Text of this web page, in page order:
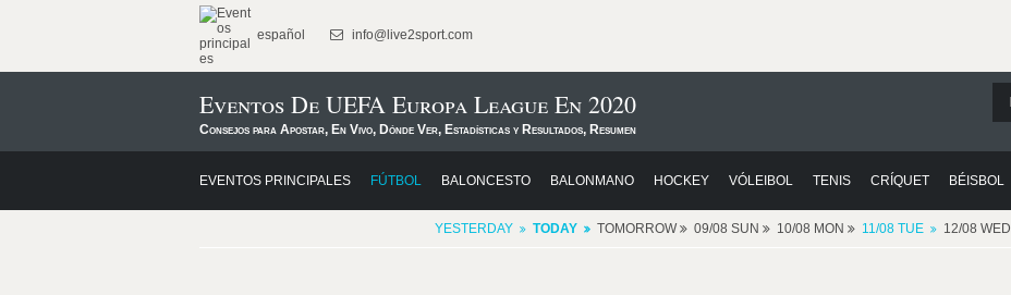
español info@live2sport.com
Eventos De UEFA Europa League En 2020
Consejos para Apostar, En Vivo, Dónde Ver, Estadísticas y Resultados, Resumen
EVENTOS PRINCIPALES FÚTBOL BALONCESTO BALONMANO HOCKEY VÓLEIBOL TENIS CRÍQUET BÉISBOL
YESTERDAY TODAY TOMORROW 09/08 SUN 10/08 MON 11/08 TUE 12/08 WED